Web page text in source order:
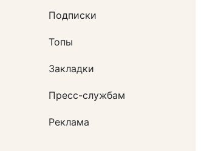
Подписки
Топы
Закладки
Пресс-службам
Реклама